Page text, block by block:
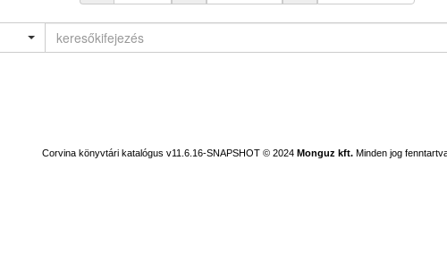
Corvina könyvtári katalógus v11.6.16-SNAPSHOT © 2024 Monguz kft. Minden jog